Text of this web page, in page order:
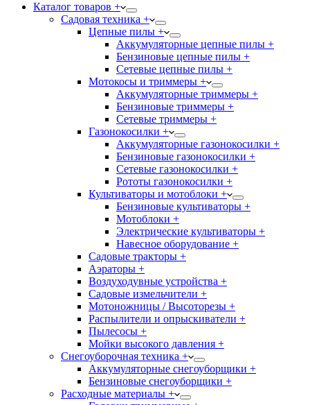
Каталог товаров +
Садовая техника +
Цепные пилы +
Аккумуляторные цепные пилы +
Бензиновые цепные пилы +
Сетевые цепные пилы +
Мотокосы и триммеры +
Аккумуляторные триммеры +
Бензиновые триммеры +
Сетевые триммеры +
Газонокосилки +
Аккумуляторные газонокосилки +
Бензиновые газонокосилки +
Сетевые газонокосилки +
Рототы газонокосилки +
Культиваторы и мотоблоки +
Бензиновые культиваторы +
Мотоблоки +
Электрические культиваторы +
Навесное оборудование +
Садовые тракторы +
Аэраторы +
Воздуходувные устройства +
Садовые измельчители +
Мотоножницы / Высоторезы +
Распылители и опрыскиватели +
Пылесосы +
Мойки высокого давления +
Снегоуборочная техника +
Аккумуляторные снегоуборщики +
Бензиновые снегоуборщики +
Расходные материалы +